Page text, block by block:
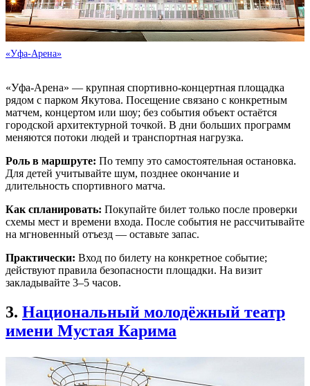
«Уфа-Арена»
«Уфа-Арена» — крупная спортивно-концертная площадка
рядом с парком Якутова. Посещение связано с конкретным
матчем, концертом или шоу; без события объект остаётся
городской архитектурной точкой. В дни больших программ
меняются потоки людей и транспортная нагрузка.
Роль в маршруте: По темпу это самостоятельная остановка.
Для детей учитывайте шум, позднее окончание и
длительность спортивного матча.
Как спланировать: Покупайте билет только после проверки
схемы мест и времени входа. После события не рассчитывайте
на мгновенный отъезд — оставьте запас.
Практически: Вход по билету на конкретное событие;
действуют правила безопасности площадки. На визит
закладывайте 3–5 часов.
3. Национальный молодёжный театр
имени Мустая Карима